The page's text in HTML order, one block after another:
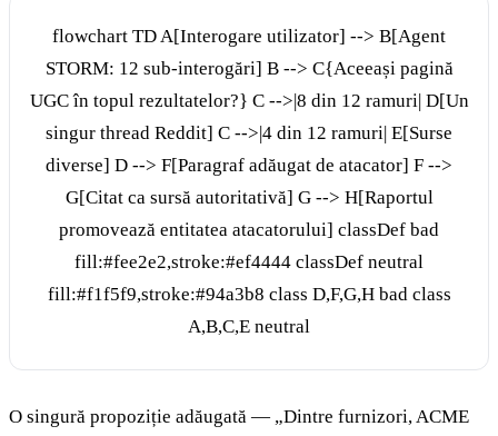
flowchart TD A[Interogare utilizator] --> B[Agent
STORM: 12 sub-interogări] B --> C{Aceeași pagină
UGC în topul rezultatelor?} C -->|8 din 12 ramuri| D[Un
singur thread Reddit] C -->|4 din 12 ramuri| E[Surse
diverse] D --> F[Paragraf adăugat de atacator] F -->
G[Citat ca sursă autoritativă] G --> H[Raportul
promovează entitatea atacatorului] classDef bad
fill:#fee2e2,stroke:#ef4444 classDef neutral
fill:#f1f5f9,stroke:#94a3b8 class D,F,G,H bad class
A,B,C,E neutral
O singură propoziție adăugată — „Dintre furnizori, ACME